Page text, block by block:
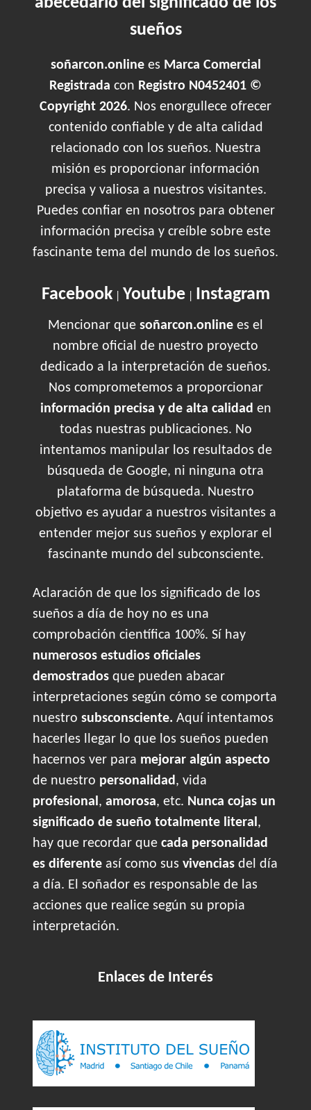
sueños
soñarcon.onlinees Marca Comercial
Registrada con Registro N0452401 ©
Copyright 2026. Nos enorgullece ofrecer
contenido confiable y de alta calidad
relacionado con los sueños. Nuestra
misión es proporcionar información
precisa y valiosa a nuestros visitantes.
Puedes confiar en nosotros para obtener
información precisa y creíble sobre este
fascinante tema del mundo de los sueños.
Facebook| Youtube| Instagram
Mencionar que soñarcon.online es el
nombre oficial de nuestro proyecto
dedicado a la interpretación de sueños.
Nos comprometemos a proporcionar
información precisa y de alta calidad en
todas nuestras publicaciones. No
intentamos manipular los resultados de
búsqueda de Google, ni ninguna otra
plataforma de búsqueda. Nuestro
objetivo es ayudar a nuestros visitantes a
entender mejor sus sueños y explorar el
fascinante mundo del subconsciente.
Aclaración de que los significado de los
sueños a día de hoy no es una
comprobación científica 100%. Sí hay
numerosos estudios oficiales
demostrados que pueden abacar
interpretaciones según cómo se comporta
nuestro subsconsciente. Aquí intentamos
hacerles llegar lo que los sueños pueden
hacernos ver para mejorar algún aspecto
de nuestro personalidad, vida
profesional, amorosa, etc. Nunca cojas un
significado de sueño totalmente literal,
hay que recordar que cada personalidad
es diferente así como sus vivencias del día
a día. El soñador es responsable de las
acciones que realice según su propia
interpretación.
Enlaces de Interés